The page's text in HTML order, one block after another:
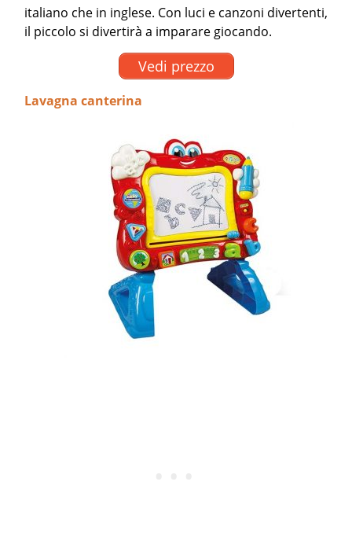
italiano che in inglese. Con luci e canzoni divertenti,
il piccolo si divertirà a imparare giocando.
Vedi prezzo
Lavagna canterina